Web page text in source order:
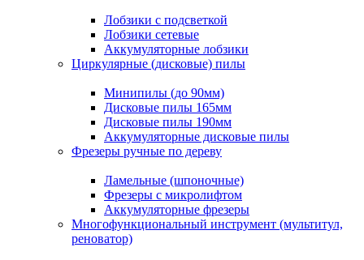
Лобзики с подсветкой
Лобзики сетевые
Аккумуляторные лобзики
Циркулярные (дисковые) пилы
Минипилы (до 90мм)
Дисковые пилы 165мм
Дисковые пилы 190мм
Аккумуляторные дисковые пилы
Фрезеры ручные по дереву
Ламельные (шпоночные)
Фрезеры с микролифтом
Аккумуляторные фрезеры
Многофункциональный инструмент (мультитул,
реноватор)